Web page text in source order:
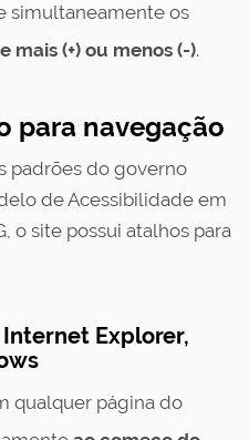
simultaneamente os
mais (+) ou menos (-).
para navegação
padrões do governo
de Acessibilidade em
o site possui atalhos para
Explorer,
qualquer página do